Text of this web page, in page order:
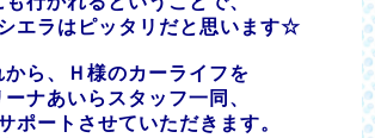
エラはピッタリだと思います☆
から、Ｈ様のカーライフを
ーナあいらスタッフ一同、
ポートさせていただきます。